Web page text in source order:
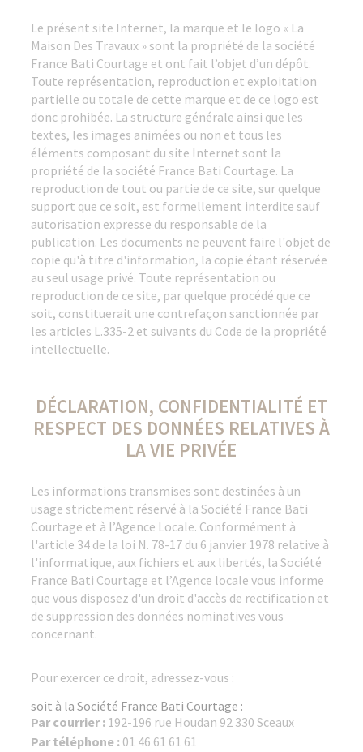
Le présent site Internet, la marque et le logo « La
Maison Des Travaux » sont la propriété de la société
France Bati Courtage et ont fait l’objet d’un dépôt.
Toute représentation, reproduction et exploitation
partielle ou totale de cette marque et de ce logo est
donc prohibée. La structure générale ainsi que les
textes, les images animées ou non et tous les
éléments composant du site Internet sont la
propriété de la société France Bati Courtage. La
reproduction de tout ou partie de ce site, sur quelque
support que ce soit, est formellement interdite sauf
autorisation expresse du responsable de la
publication. Les documents ne peuvent faire l'objet de
copie qu'à titre d'information, la copie étant réservée
au seul usage privé. Toute représentation ou
reproduction de ce site, par quelque procédé que ce
soit, constituerait une contrefaçon sanctionnée par
les articles L.335-2 et suivants du Code de la propriété
intellectuelle.
DÉCLARATION, CONFIDENTIALITÉ ET
RESPECT DES DONNÉES RELATIVES À
LA VIE PRIVÉE
Les informations transmises sont destinées à un
usage strictement réservé à la Société France Bati
Courtage et à l’Agence Locale. Conformément à
l'article 34 de la loi N. 78-17 du 6 janvier 1978 relative à
l'informatique, aux fichiers et aux libertés, la Société
France Bati Courtage et l’Agence locale vous informe
que vous disposez d'un droit d'accès de rectification et
de suppression des données nominatives vous
concernant.
Pour exercer ce droit, adressez-vous :
soit à la Société France Bati Courtage :
Par courrier : 192-196 rue Houdan 92 330 Sceaux
Par téléphone : 01 46 61 61 61